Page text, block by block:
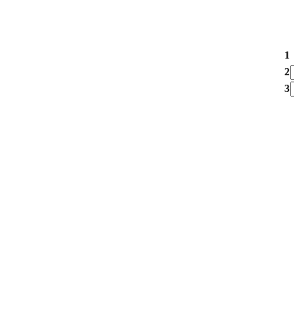
1
2
3